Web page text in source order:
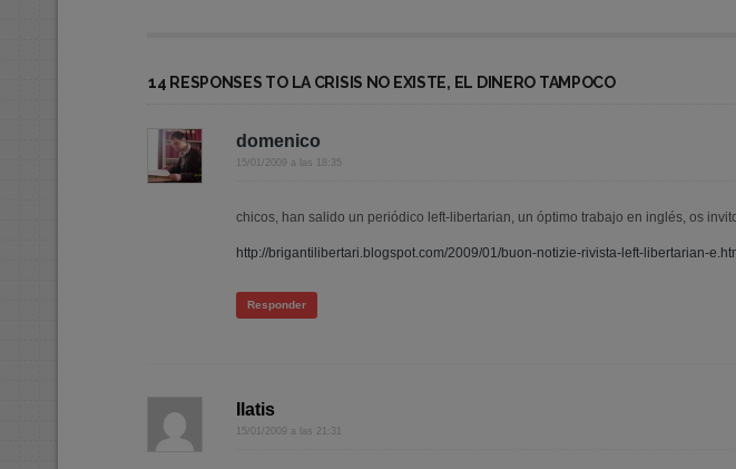
14 RESPONSES TO LA CRISIS NO EXISTE, EL DINERO TAMPOCO
domenico
15/01/2009 a las 18:35
chicos, han salido un periódico left-libertarian, un óptimo trabajo en inglés, os
http://brigantilibertari.blogspot.com/2009/01/buon-notizie-rivista-left-libertarian-
Responder
Ilatis
15/01/2009 a las 21:31